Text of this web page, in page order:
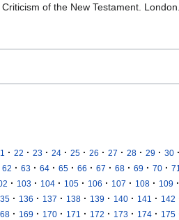
of the New Testament.
· 22 · 23 · 24 · 25 · 26 · 27 · 28 · 29 · 30 ·
62 · 63 · 64 · 65 · 66 · 67 · 68 · 69 · 70 · 71
· 103 · 104 · 105 · 106 · 107 · 108 · 109 ·
· 136 · 137 · 138 · 139 · 140 · 141 · 142
· 169 · 170 · 171 · 172 · 173 · 174 · 175